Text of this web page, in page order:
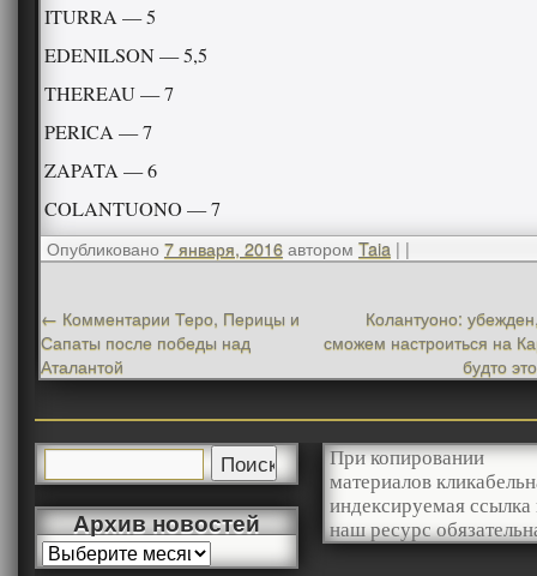
ITURRA — 5
EDENILSON — 5,5
THEREAU — 7
PERICA — 7
ZAPATA — 6
COLANTUONO — 7
Опубликовано7 января, 2016автором Taia | |
← Комментарии Теро, Перицы и
Сапаты после победы над
Аталантой
Колантуоно:
сможем настроиться на
будто
Архив новостей
При копировании
материалов
индексируемая ссылка
наш ресурс